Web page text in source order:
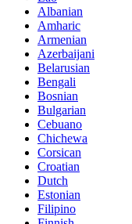
Albanian
Amharic
Armenian
Azerbaijani
Belarusian
Bengali
Bosnian
Bulgarian
Cebuano
Chichewa
Corsican
Croatian
Dutch
Estonian
Filipino